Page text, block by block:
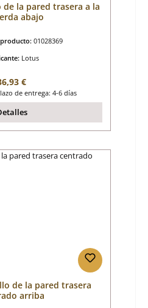
la pared trasera a la
abajo
01028369
Lotus
normal:
€
de entrega: 4-6 días
de la pared trasera
arriba